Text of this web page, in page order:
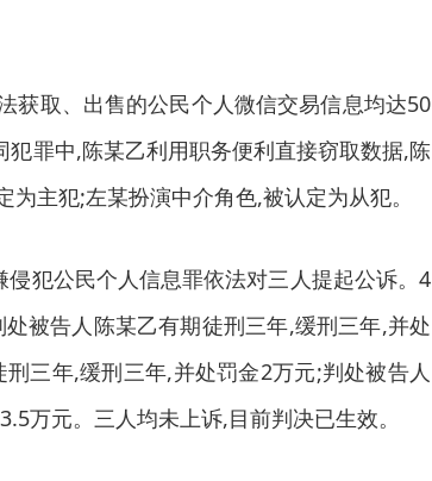
取、出售的公民个人微信交易信息均达50
犯罪中,陈某乙利用职务便利直接窃取数据,陈
主犯;左某扮演中介角色,被认定为从犯。
犯公民个人信息罪依法对三人提起公诉。4
被告人陈某乙有期徒刑三年,缓刑三年,并处
三年,缓刑三年,并处罚金2万元;判处被告人
万元。三人均未上诉,目前判决已生效。